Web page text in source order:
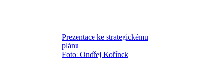
Prezentace ke strategickému
plánu
Foto: Ondřej Kořínek